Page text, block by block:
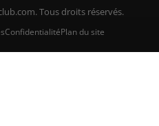
Tous droits réservés.
ConfidentialitéPlan du site